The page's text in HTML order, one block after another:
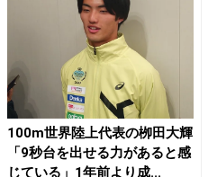
100m世界陸上代表の栁田大輝
「9秒台を出せる力があると感
じている」1年前より成...